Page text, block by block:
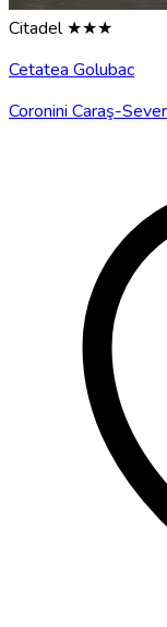
Citadel ★★★
Cetatea Golubac
Coronini Caraş-